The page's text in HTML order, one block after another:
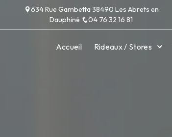
634 Rue Gambetta 38490 Les Abrets en
Dauphiné
04 76 32 16 81
Accueil Rideaux / Stores
Panneau de gestion des cookies